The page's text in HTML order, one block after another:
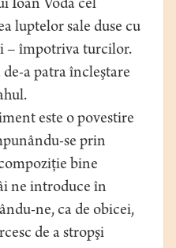
Ioan Vodă cel
luptelor sale duse cu
– împotriva turcilor.
a patra încleştare
este o povestire
se prin
bine
ne introduce în
ne, ca de obicei,
de a stropşi